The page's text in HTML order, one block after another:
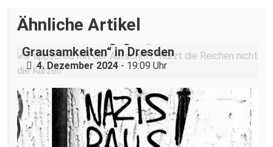
Ähnliche Artikel
„Teilhabe ist nicht verhandelbar“–
Grausamkeiten“ in Dresden
4. Dezember 2024 - 19:09 Uhr